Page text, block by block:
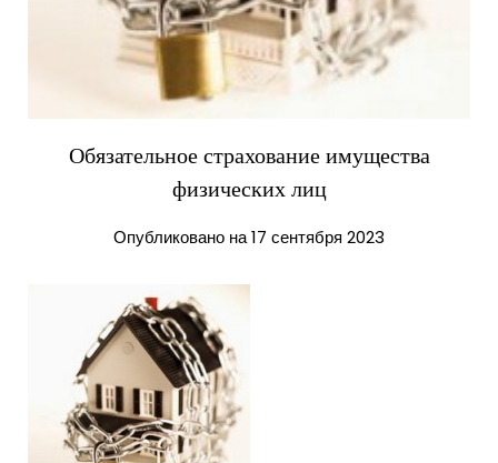
Обязательное страхование имущества
физических лиц
Опубликовано на 17 сентября 2023